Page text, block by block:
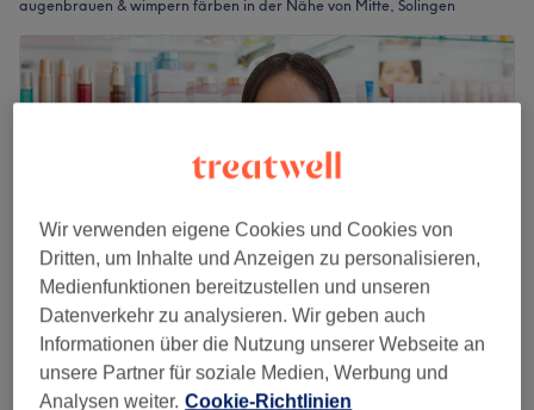
augenbrauen & wimpern färben in der Nähe von Mitte, Solingen
BEAUTY BY KATHY
Wir verwenden eigene Cookies und Cookies von
Dritten, um Inhalte und Anzeigen zu personalisieren,
Medienfunktionen bereitzustellen und unseren
Datenverkehr zu analysieren. Wir geben auch
Informationen über die Nutzung unserer Webseite an
unsere Partner für soziale Medien, Werbung und
Analysen weiter. Cookie-Richtlinien